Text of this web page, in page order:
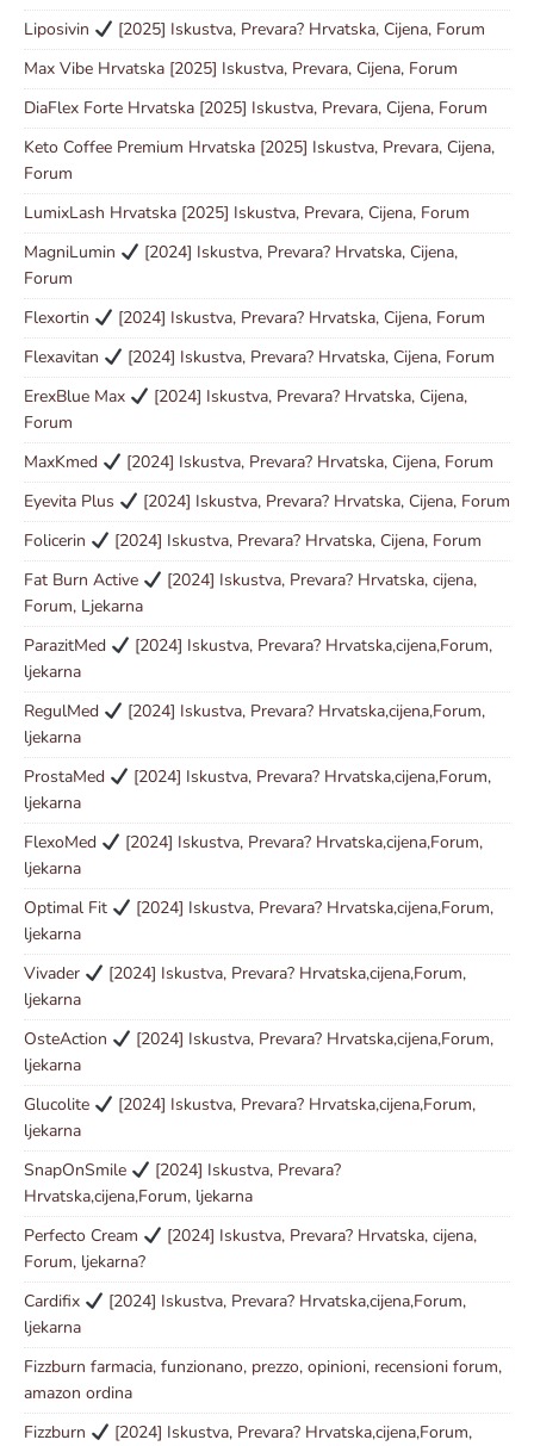
Liposivin
[2025] Iskustva, Prevara? Hrvatska, Cijena, Forum
Max Vibe Hrvatska [2025] Iskustva, Prevara, Cijena, Forum
DiaFlex Forte Hrvatska [2025] Iskustva, Prevara, Cijena, Forum
Keto Coffee Premium Hrvatska [2025] Iskustva, Prevara, Cijena,
Forum
LumixLash Hrvatska [2025] Iskustva, Prevara, Cijena, Forum
MagniLumin
[2024] Iskustva, Prevara? Hrvatska, Cijena,
Forum
Flexortin
[2024] Iskustva, Prevara? Hrvatska, Cijena, Forum
Flexavitan
[2024] Iskustva, Prevara? Hrvatska, Cijena, Forum
ErexBlue Max
[2024] Iskustva, Prevara? Hrvatska, Cijena,
Forum
MaxKmed
[2024] Iskustva, Prevara? Hrvatska, Cijena, Forum
Eyevita Plus
[2024] Iskustva, Prevara? Hrvatska, Cijena, Forum
Folicerin
[2024] Iskustva, Prevara? Hrvatska, Cijena, Forum
Fat Burn Active
[2024] Iskustva, Prevara? Hrvatska, cijena,
Forum, Ljekarna
ParazitMed
[2024] Iskustva, Prevara? Hrvatska,cijena,Forum,
ljekarna
RegulMed
[2024] Iskustva, Prevara? Hrvatska,cijena,Forum,
ljekarna
ProstaMed
[2024] Iskustva, Prevara? Hrvatska,cijena,Forum,
ljekarna
FlexoMed
[2024] Iskustva, Prevara? Hrvatska,cijena,Forum,
ljekarna
Optimal Fit
[2024] Iskustva, Prevara? Hrvatska,cijena,Forum,
ljekarna
Vivader
[2024] Iskustva, Prevara? Hrvatska,cijena,Forum,
ljekarna
OsteAction
[2024] Iskustva, Prevara? Hrvatska,cijena,Forum,
ljekarna
Glucolite
[2024] Iskustva, Prevara? Hrvatska,cijena,Forum,
ljekarna
SnapOnSmile
[2024] Iskustva, Prevara?
Hrvatska,cijena,Forum, ljekarna
Perfecto Cream
[2024] Iskustva, Prevara? Hrvatska, cijena,
Forum, ljekarna?
Cardifix
[2024] Iskustva, Prevara? Hrvatska,cijena,Forum,
ljekarna
Fizzburn farmacia, funzionano, prezzo, opinioni, recensioni forum,
amazon ordina
Fizzburn
[2024] Iskustva, Prevara? Hrvatska,cijena,Forum,